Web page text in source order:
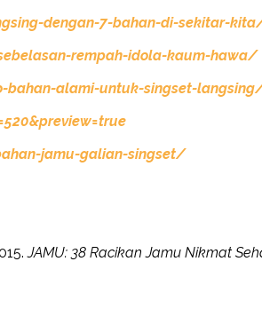
dengan-7-bahan-di-sekitar-
rempah-idola-kaum-hawa/
alami-untuk-singset-
jamu-galian-singset/
JAMU: 38 Racikan Jamu Nikmat